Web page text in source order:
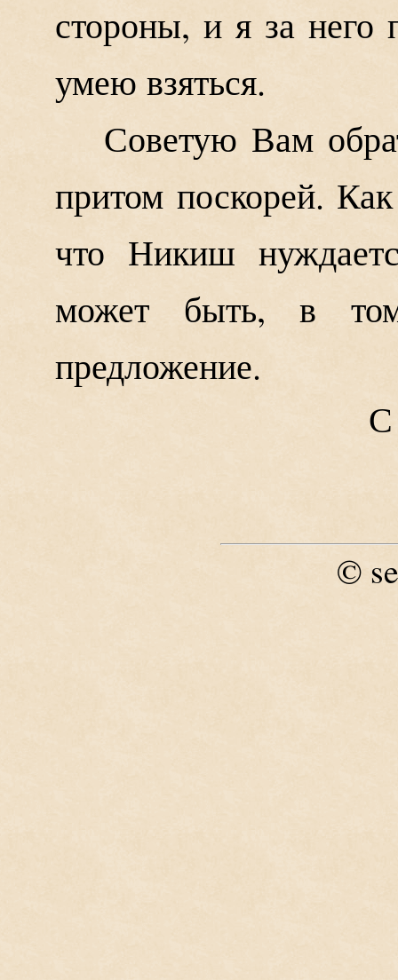
стороны, и я за него
умею взяться.
Советую Вам
притом поскорей.
что Никиш
может быть, в
предложение.
С
©